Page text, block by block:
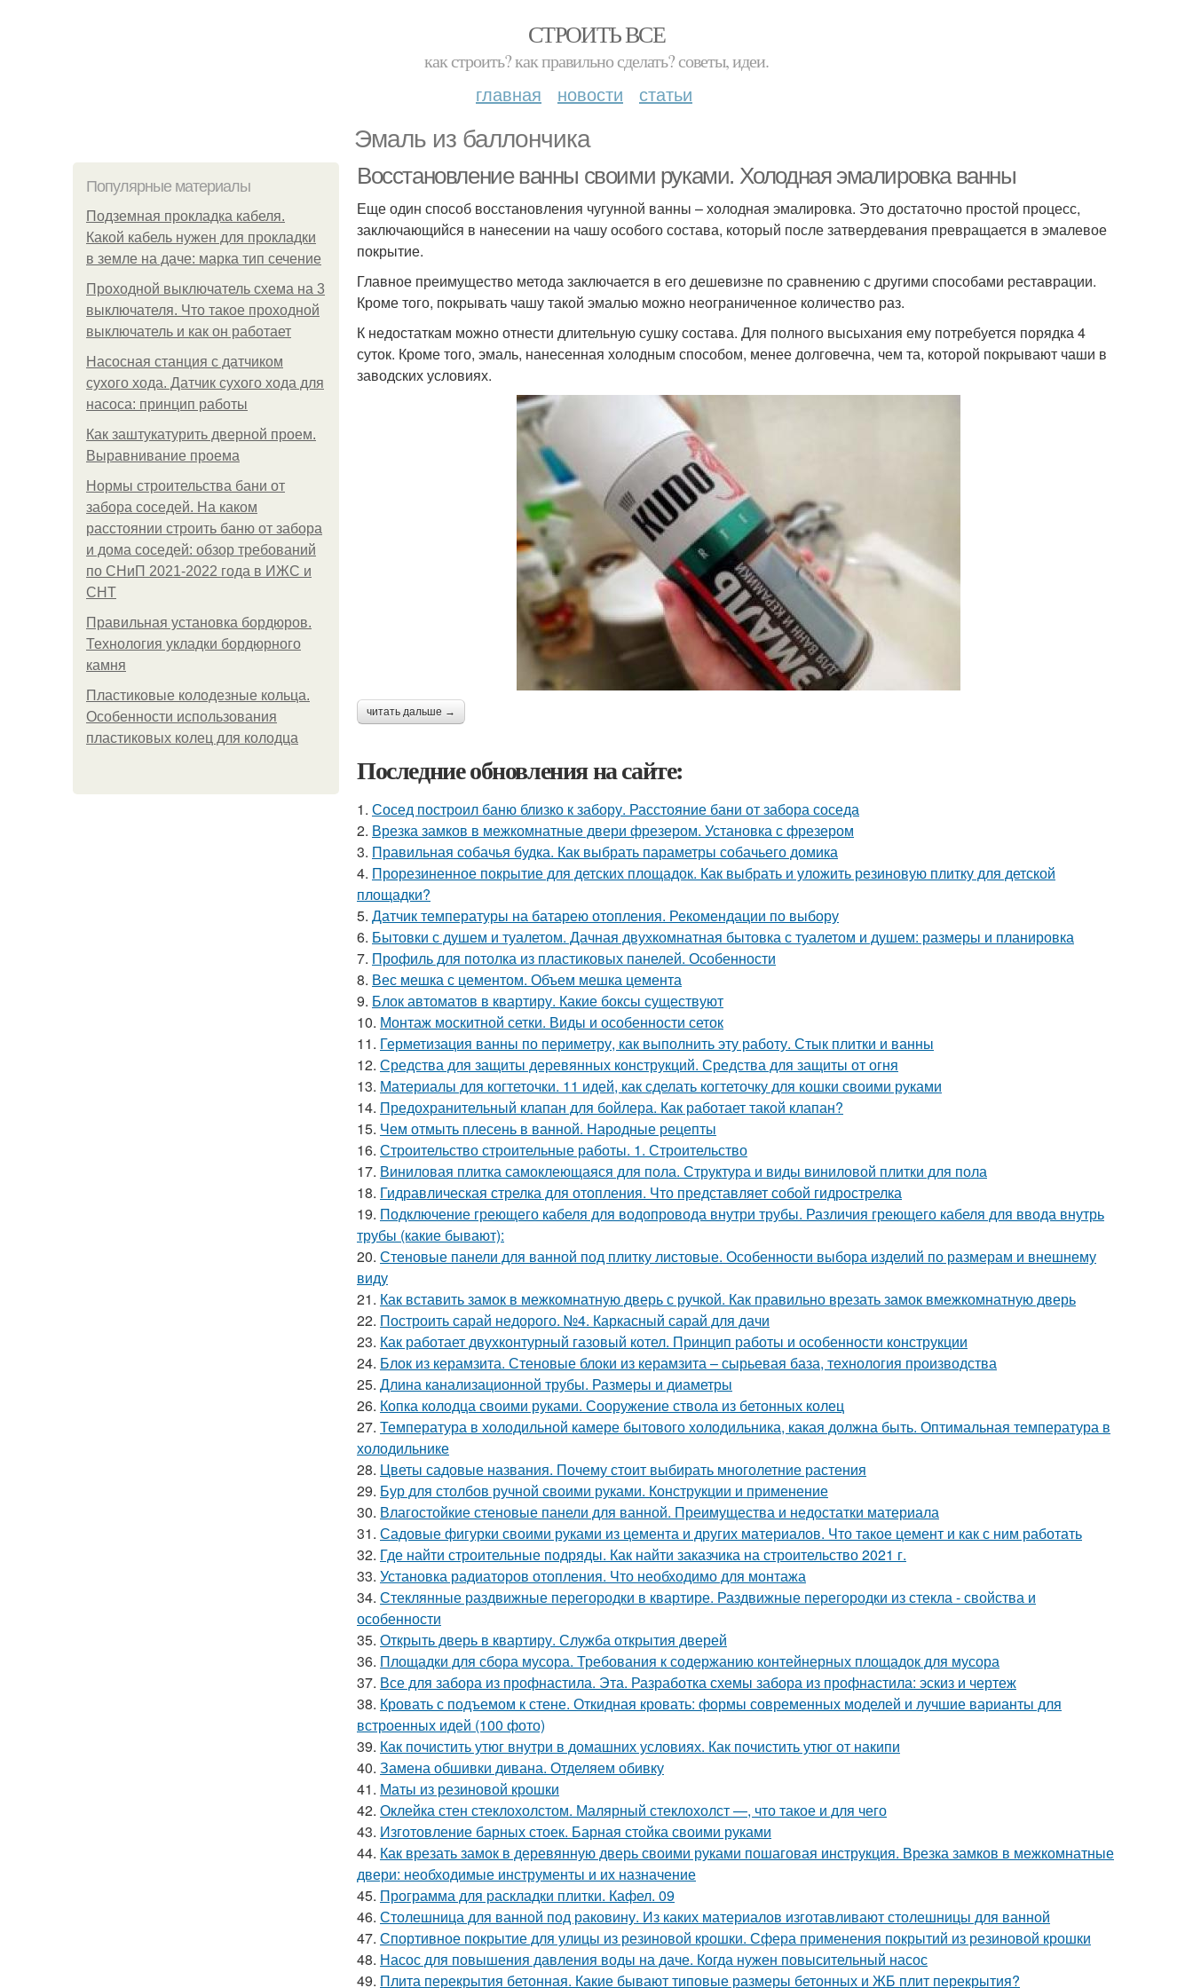
СТРОИТЬ ВСЕ
как строить? как правильно сделать? советы, идеи.
главная новости статьи
Эмаль из баллончика
Популярные материалы
Подземная прокладка кабеля.
Какой кабель нужен для прокладки
в земле на даче: марка тип сечение
Проходной выключатель схема на 3
выключателя. Что такое проходной
выключатель и как он работает
Насосная станция с датчиком
сухого хода. Датчик сухого хода для
насоса: принцип работы
Как заштукатурить дверной проем.
Выравнивание проема
Нормы строительства бани от
забора соседей. На каком
расстоянии строить баню от забора
и дома соседей: обзор требований
по СНиП 2021-2022 года в ИЖС и
СНТ
Правильная установка бордюров.
Технология укладки бордюрного
камня
Пластиковые колодезные кольца.
Особенности использования
пластиковых колец для колодца
Восстановление ванны своими руками. Холодная эмалировка ванны
Еще один способ восстановления чугунной ванны – холодная эмалировка. Это достаточно простой процесс,
заключающийся в нанесении на чашу особого состава, который после затвердевания превращается в эмалевое
покрытие.
Главное преимущество метода заключается в его дешевизне по сравнению с другими способами реставрации.
Кроме того, покрывать чашу такой эмалью можно неограниченное количество раз.
К недостаткам можно отнести длительную сушку состава. Для полного высыхания ему потребуется порядка 4
суток. Кроме того, эмаль, нанесенная холодным способом, менее долговечна, чем та, которой покрывают чаши в
заводских условиях.
читать дальше →
Последние обновления на сайте:
1. Сосед построил баню близко к забору. Расстояние бани от забора соседа
2. Врезка замков в межкомнатные двери фрезером. Установка с фрезером
3. Правильная собачья будка. Как выбрать параметры собачьего домика
4. Прорезиненное покрытие для детских площадок. Как выбрать и уложить резиновую плитку для детской
площадки?
5. Датчик температуры на батарею отопления. Рекомендации по выбору
6. Бытовки с душем и туалетом. Дачная двухкомнатная бытовка с туалетом и душем: размеры и планировка
7. Профиль для потолка из пластиковых панелей. Особенности
8. Вес мешка с цементом. Объем мешка цемента
9. Блок автоматов в квартиру. Какие боксы существуют
10. Монтаж москитной сетки. Виды и особенности сеток
11. Герметизация ванны по периметру, как выполнить эту работу. Стык плитки и ванны
12. Средства для защиты деревянных конструкций. Средства для защиты от огня
13. Материалы для когтеточки. 11 идей, как сделать когтеточку для кошки своими руками
14. Предохранительный клапан для бойлера. Как работает такой клапан?
15. Чем отмыть плесень в ванной. Народные рецепты
16. Строительство строительные работы. 1. Строительство
17. Виниловая плитка самоклеющаяся для пола. Структура и виды виниловой плитки для пола
18. Гидравлическая стрелка для отопления. Что представляет собой гидрострелка
19. Подключение греющего кабеля для водопровода внутри трубы. Различия греющего кабеля для ввода внутрь
трубы (какие бывают):
20. Стеновые панели для ванной под плитку листовые. Особенности выбора изделий по размерам и внешнему
виду
21. Как вставить замок в межкомнатную дверь с ручкой. Как правильно врезать замок вмежкомнатную дверь
22. Построить сарай недорого. №4. Каркасный сарай для дачи
23. Как работает двухконтурный газовый котел. Принцип работы и особенности конструкции
24. Блок из керамзита. Стеновые блоки из керамзита – сырьевая база, технология производства
25. Длина канализационной трубы. Размеры и диаметры
26. Копка колодца своими руками. Сооружение ствола из бетонных колец
27. Температура в холодильной камере бытового холодильника, какая должна быть. Оптимальная температура в
холодильнике
28. Цветы садовые названия. Почему стоит выбирать многолетние растения
29. Бур для столбов ручной своими руками. Конструкции и применение
30. Влагостойкие стеновые панели для ванной. Преимущества и недостатки материала
31. Садовые фигурки своими руками из цемента и других материалов. Что такое цемент и как с ним работать
32. Где найти строительные подряды. Как найти заказчика на строительство 2021 г.
33. Установка радиаторов отопления. Что необходимо для монтажа
34. Стеклянные раздвижные перегородки в квартире. Раздвижные перегородки из стекла - свойства и
особенности
35. Открыть дверь в квартиру. Служба открытия дверей
36. Площадки для сбора мусора. Требования к содержанию контейнерных площадок для мусора
37. Все для забора из профнастила. Эта. Разработка схемы забора из профнастила: эскиз и чертеж
38. Кровать с подъемом к стене. Откидная кровать: формы современных моделей и лучшие варианты для
встроенных идей (100 фото)
39. Как почистить утюг внутри в домашних условиях. Как почистить утюг от накипи
40. Замена обшивки дивана. Отделяем обивку
41. Маты из резиновой крошки
42. Оклейка стен стеклохолстом. Малярный стеклохолст —, что такое и для чего
43. Изготовление барных стоек. Барная стойка своими руками
44. Как врезать замок в деревянную дверь своими руками пошаговая инструкция. Врезка замков в межкомнатные
двери: необходимые инструменты и их назначение
45. Программа для раскладки плитки. Кафел. 09
46. Столешница для ванной под раковину. Из каких материалов изготавливают столешницы для ванной
47. Спортивное покрытие для улицы из резиновой крошки. Сфера применения покрытий из резиновой крошки
48. Насос для повышения давления воды на даче. Когда нужен повысительный насос
49. Плита перекрытия бетонная. Какие бывают типовые размеры бетонных и ЖБ плит перекрытия?